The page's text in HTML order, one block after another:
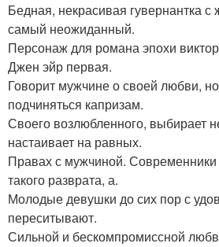
Бедная, некрасивая гувернантка с
самый неожиданный.
Персонаж для романа эпохи
Джен эйр первая.
Говорит мужчине о своей любви,
подчиняться капризам.
Своего возлюбленного, выбирает
настаивает на равных.
Правах с мужчиной.
такого разврата, а.
Молодые девушки до сих пор с
переситывают.
Сильной и бескомпромиссной